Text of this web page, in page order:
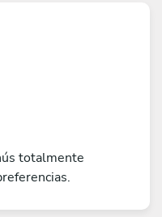
totalmente